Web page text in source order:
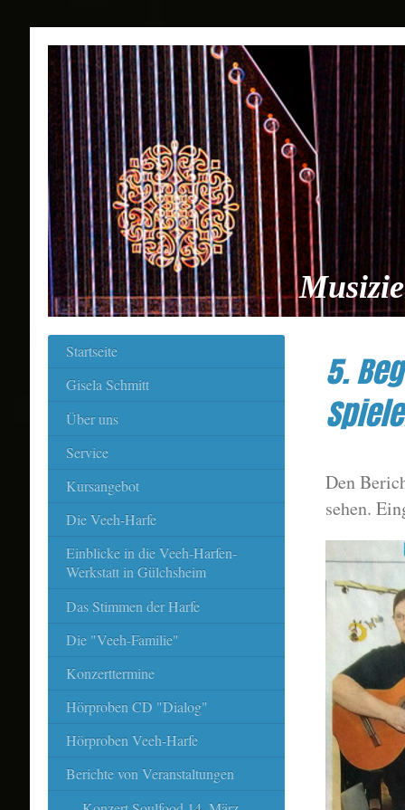
5.
Den
sehen.
Startseite
Gisela Schmitt
Über uns
Service
Kursangebot
Die Veeh-Harfe
Einblicke in die Veeh-Harfen-
Werkstatt in Gülchsheim
Das Stimmen der Harfe
Die "Veeh-Familie"
Konzerttermine
Hörproben CD "Dialog"
Hörproben Veeh-Harfe
Berichte von Veranstaltungen